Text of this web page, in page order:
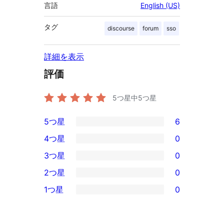
言語 English (US)
タグ discourse forum sso
詳細を表示
評価
5つ星中5つ星
6
5-
星
レ
ビ
5つ星 6
4-
星
レ
4つ星 0
0
3-
星
3つ星 0
2-
2つ星 0
1つ星 0